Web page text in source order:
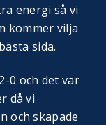
energi så vi
kommer vilja
sida.
0 och det var
då vi
och skapade